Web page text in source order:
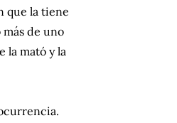
que la tiene
de uno
la mató y la